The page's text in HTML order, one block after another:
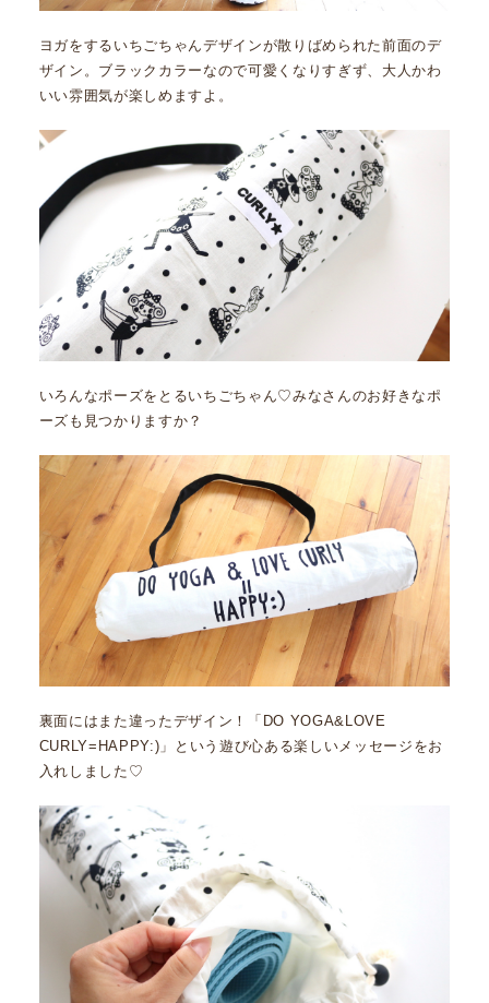
ヨガをするいちごちゃんデザインが散りばめられた前面のデ
ザイン。ブラックカラーなので可愛くなりすぎず、大人かわ
いい雰囲気が楽しめますよ。
いろんなポーズをとるいちごちゃん♡みなさんのお好きなポ
ーズも見つかりますか？
裏面にはまた違ったデザイン！「DO YOGA&LOVE
CURLY=HAPPY:)」という遊び心ある楽しいメッセージをお
入れしました♡